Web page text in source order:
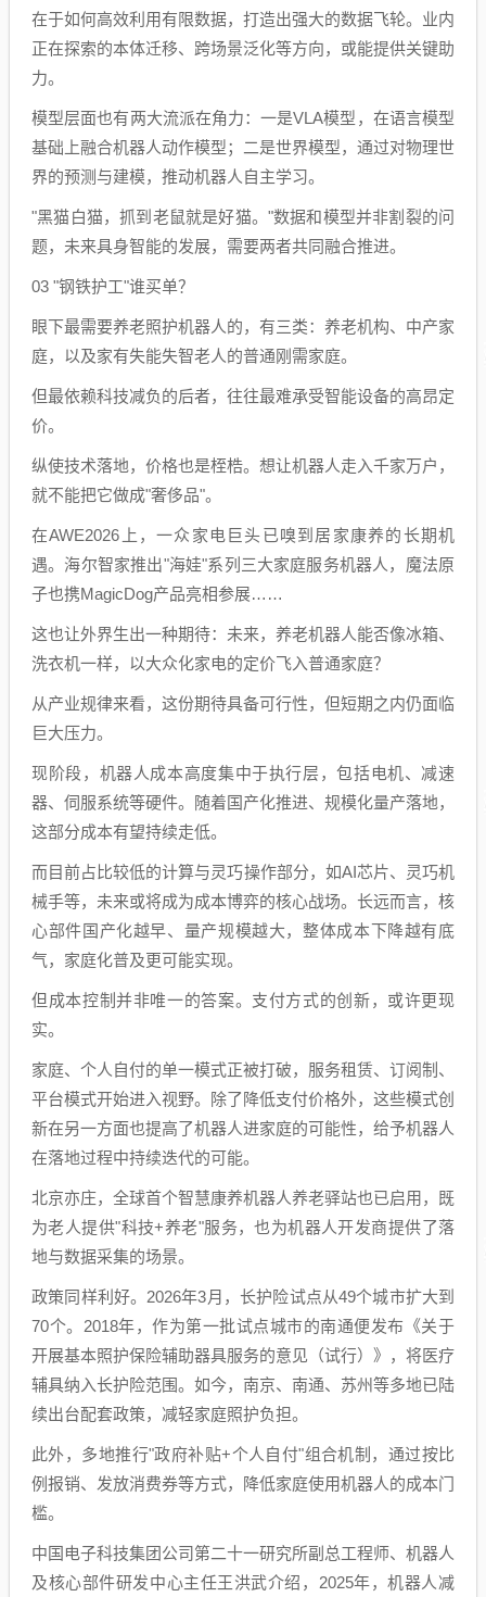
在于如何高效利用有限数据，打造出强大的数据飞轮。业内
正在探索的本体迁移、跨场景泛化等方向，或能提供关键助
力。
模型层面也有两大流派在角力：一是VLA模型，在语言模型
基础上融合机器人动作模型；二是世界模型，通过对物理世
界的预测与建模，推动机器人自主学习。
"黑猫白猫，抓到老鼠就是好猫。"数据和模型并非割裂的问
题，未来具身智能的发展，需要两者共同融合推进。
03 "钢铁护工"谁买单？
眼下最需要养老照护机器人的，有三类：养老机构、中产家
庭，以及家有失能失智老人的普通刚需家庭。
但最依赖科技减负的后者，往往最难承受智能设备的高昂定
价。
纵使技术落地，价格也是桎梏。想让机器人走入千家万户，
就不能把它做成"奢侈品"。
在AWE2026上，一众家电巨头已嗅到居家康养的长期机
遇。海尔智家推出"海娃"系列三大家庭服务机器人，魔法原
子也携MagicDog产品亮相参展……
这也让外界生出一种期待：未来，养老机器人能否像冰箱、
洗衣机一样，以大众化家电的定价飞入普通家庭？
从产业规律来看，这份期待具备可行性，但短期之内仍面临
巨大压力。
现阶段，机器人成本高度集中于执行层，包括电机、减速
器、伺服系统等硬件。随着国产化推进、规模化量产落地，
这部分成本有望持续走低。
而目前占比较低的计算与灵巧操作部分，如AI芯片、灵巧机
械手等，未来或将成为成本博弈的核心战场。长远而言，核
心部件国产化越早、量产规模越大，整体成本下降越有底
气，家庭化普及更可能实现。
但成本控制并非唯一的答案。支付方式的创新，或许更现
实。
家庭、个人自付的单一模式正被打破，服务租赁、订阅制、
平台模式开始进入视野。除了降低支付价格外，这些模式创
新在另一方面也提高了机器人进家庭的可能性，给予机器人
在落地过程中持续迭代的可能。
北京亦庄，全球首个智慧康养机器人养老驿站也已启用，既
为老人提供"科技+养老"服务，也为机器人开发商提供了落
地与数据采集的场景。
政策同样利好。2026年3月，长护险试点从49个城市扩大到
70个。2018年，作为第一批试点城市的南通便发布《关于
开展基本照护保险辅助器具服务的意见（试行）》，将医疗
辅具纳入长护险范围。如今，南京、南通、苏州等多地已陆
续出台配套政策，减轻家庭照护负担。
此外，多地推行"政府补贴+个人自付"组合机制，通过按比
例报销、发放消费券等方式，降低家庭使用机器人的成本门
槛。
中国电子科技集团公司第二十一研究所副总工程师、机器人
及核心部件研发中心主任王洪武介绍，2025年，机器人减